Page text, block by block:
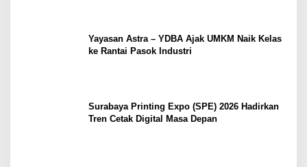
Yayasan Astra – YDBA Ajak UMKM Naik Kelas
ke Rantai Pasok Industri
Surabaya Printing Expo (SPE) 2026 Hadirkan
Tren Cetak Digital Masa Depan